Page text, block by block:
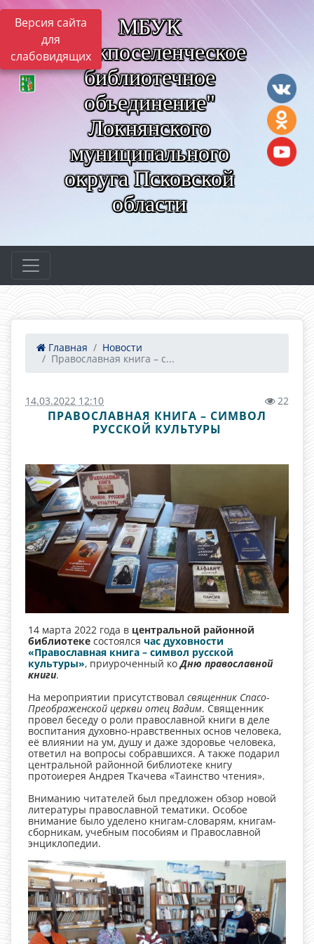
Версия сайта
для
слабовидящих
МБУК
"Межпоселенческое
библиотечное
объединение"
Локнянского
муниципального
округа Псковской
области
Главная
Новости
Православная книга – с...
14.03.2022 12:10 22
ПРАВОСЛАВНАЯ КНИГА – СИМВОЛ
РУССКОЙ КУЛЬТУРЫ
14 марта 2022 года в центральной районной
библиотеке состоялся час духовности
«Православная книга – символ русской
культуры», приуроченный коДню православной
книги.
На мероприятии присутствовал священник Спасо-
Преображенской церкви отец Вадим. Священник
провел беседу о роли православной книги в деле
воспитания духовно-нравственных основ человека,
её влиянии на ум, душу и даже здоровье человека,
ответил на вопросы собравшихся. А также подарил
центральной районной библиотеке книгу
протоиерея Андрея Ткачева «Таинство чтения».
Вниманию читателей был предложен обзор новой
литературы православной тематики. Особое
внимание было уделено книгам-словарям, книгам-
сборникам, учебным пособиям и Православной
энциклопедии.